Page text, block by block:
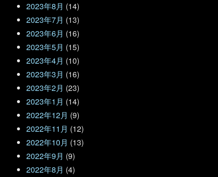
2023年8月 (14)
2023年7月 (13)
2023年6月 (16)
2023年5月 (15)
2023年4月 (10)
2023年3月 (16)
2023年2月 (23)
2023年1月 (14)
2022年12月 (9)
2022年11月 (12)
2022年10月 (13)
2022年9月 (9)
2022年8月 (4)